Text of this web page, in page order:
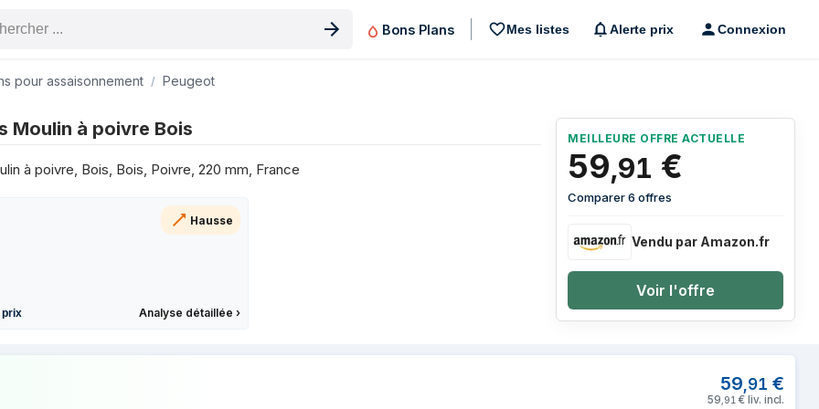
produit
Bons Plans Mes listes Alerte prix Connexion
pour assaisonnement Peugeot
Moulin à poivre Bois
à poivre, Bois, Bois, Poivre, 220 mm, France
Hausse
prix Analyse détaillée ›
MEILLEURE OFFRE ACTUELLE
59,91 €
Comparer 6 offres
Vendu par Amazon.fr
Voir l'offre
Prix
de Peugeot Paris Moulin à poivre Bois
59,91 €
59 91 € liv. incl.